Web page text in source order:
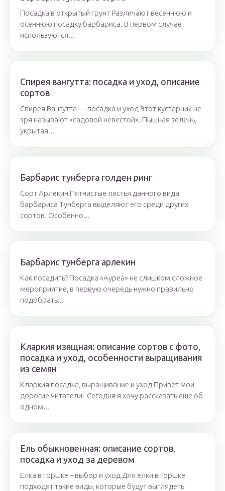
Посадка в открытый грунт Различают весеннюю и
осеннюю посадку барбариса. В первом случае
используются...
Спирея вангутта: посадка и уход, описание
сортов
Спирея Вангутта — посадка и уход Этот кустарник не
зря называют «садовой невестой». Пышная зелень,
укрытая...
Барбарис тунберга голден ринг
Сорт Арлекин Пятнистые листья данного вида
барбариса Тунберга выделяют его среди других
сортов. Особенно...
Барбарис тунберга арлекин
Как посадить? Посадка «Ауреа» не слишком сложное
мероприятие, в первую очередь нужно правильно
подобрать...
Кларкия изящная: описание сортов с фото,
посадка и уход, особенности выращивания
из семян
Кларкия посадка, выращивание и уход Привет мои
дорогие читатели! Сегодня я хочу рассказать еще об
одном...
Ель обыкновенная: описание сортов,
посадка и уход за деревом
Елка в горшке – выбор и уход Для елки в горшке
подходят такие виды, которые будут выглядеть